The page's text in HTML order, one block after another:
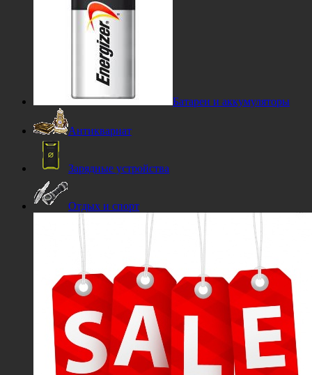
Батареи и аккумуляторы
Антиквариат
Зарядные устройства
Отдых и спорт